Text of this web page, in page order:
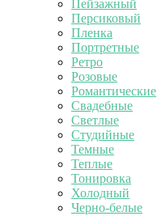
Пейзажный
Персиковый
Пленка
Портретные
Ретро
Розовые
Романтические
Свадебные
Светлые
Студийные
Темные
Теплые
Тонировка
Холодный
Черно-белые